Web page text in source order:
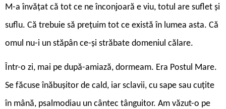
M-a învățat că tot ce ne înconjoară e viu, totul are suflet și
suflu. Că trebuie să preţuim tot ce există în lumea asta. Că
omul nu-i un stăpân ce-și străbate domeniul călare.
Într-o zi, mai pe după-amiază, dormeam. Era Postul Mare.
Se făcuse înăbușitor de cald, iar sclavii, cu sape sau cuțite
în mână, psalmodiau un cântec tânguitor. Am văzut-o pe